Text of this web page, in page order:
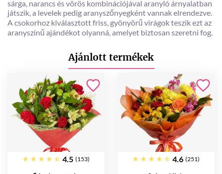
sárga, narancs és vörös kombinációjával aranyló árnyalatban
játszik, a levelek pedig aranyszőnyegként vannak elrendezve.
A csokorhoz kiválasztott friss, gyönyörű virágok teszik ezt az
aranyszínű ajándékot olyanná, amelyet biztosan szeretni fog.
Ajánlott termékek
4.5 (153) 4.6 (251)